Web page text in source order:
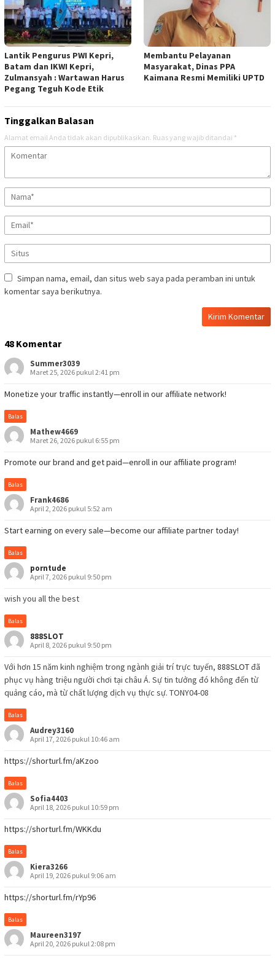
Lantik Pengurus PWI Kepri,
Batam dan IKWI Kepri,
Zulmansyah : Wartawan Harus
Pegang Teguh Kode Etik
Membantu Pelayanan
Masyarakat, Dinas PPA
Kaimana Resmi Memiliki UPTD
Tinggalkan Balasan
Alamat email Anda tidak akan dipublikasikan. Ruas yang wajib ditandai *
Simpan nama, email, dan situs web saya pada peramban ini untuk
komentar saya berikutnya.
48 Komentar
Summer3039
Maret 25, 2026 pukul 2:41 pm
Monetize your traffic instantly—enroll in our affiliate network!
Balas
Mathew4669
Maret 26, 2026 pukul 6:55 pm
Promote our brand and get paid—enroll in our affiliate program!
Balas
Frank4686
April 2, 2026 pukul 5:52 am
Start earning on every sale—become our affiliate partner today!
Balas
porntude
April 7, 2026 pukul 9:50 pm
wish you all the best
Balas
888SLOT
April 8, 2026 pukul 9:50 pm
Với hơn 15 năm kinh nghiệm trong ngành giải trí trực tuyến, 888SLOTđã
phục vụ hàng triệu người chơi tại châu Á. Sự tin tưởng đó không đến từ
quảng cáo, mà từ chất lượng dịch vụ thực sự. TONY04-08
Balas
Audrey3160
April 17, 2026 pukul 10:46 am
https://shorturl.fm/aKzoo
Balas
Sofia4403
April 18, 2026 pukul 10:59 pm
https://shorturl.fm/WKKdu
Balas
Kiera3266
April 19, 2026 pukul 9:06 am
https://shorturl.fm/rYp96
Balas
Maureen3197
April 20, 2026 pukul 2:08 pm